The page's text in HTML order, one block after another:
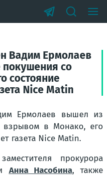
Вадим Ермолаев
со
состояние
Nice Matin
Ермолаев вышел из
в Монако, его
газета Nice Matin.
прокурора
Анна Насобина, также